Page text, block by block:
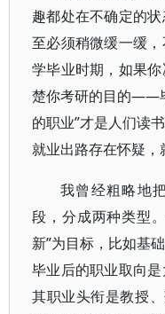
趣都处在不确定的
至必须稍微缓一缓
学毕业时期，如果
楚你考研的目的――
的职业”才是人们读
就业出路存在怀疑，
我曾经粗略地
段，分成两种类型
新”为目标，比如基
毕业后的职业取向
其职业头衔是教授